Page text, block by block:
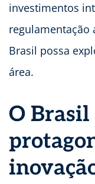
investimentos
regulamentação
Brasil possa
área.
O Brasil